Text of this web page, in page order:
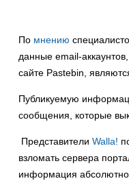
По мнению
данные email-
сайте Pastebin,
Публикуемую
сообщения, которые
Представители Walla!
взломать сервера
информация